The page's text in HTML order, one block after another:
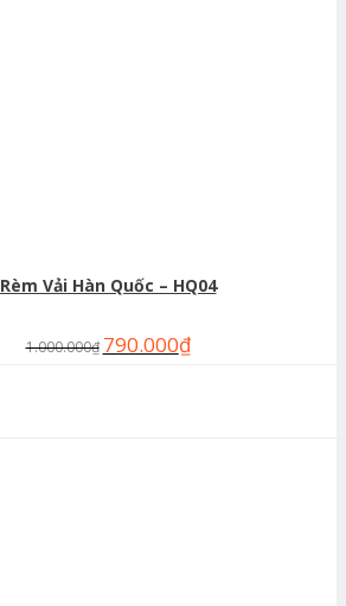
Rèm Vải Hàn Quốc – HQ04
1.000.000₫ 790.000₫